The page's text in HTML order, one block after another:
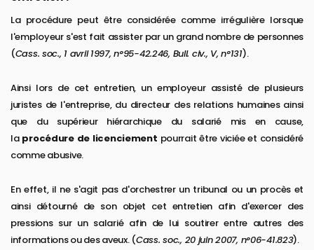
La procédure peut être considérée comme irrégulière lorsque
l'employeur s'est fait assister par un grand nombre de personnes
(Cass. soc., 1 avril 1997, n°95-42.246, Bull. civ., V, n°131).
Ainsi lors de cet entretien, un employeur assisté de plusieurs
juristes de l'entreprise, du directeur des relations humaines ainsi
que du supérieur hiérarchique du salarié mis en cause,
la procédure de licenciement pourrait être viciée et considéré
comme abusive.
En effet, il ne s'agit pas d'orchestrer un tribunal ou un procès et
ainsi détourné de son objet cet entretien afin d'exercer des
pressions sur un salarié afin de lui soutirer entre autres des
informations ou des aveux. (Cass. soc., 20 juin 2007, n°06-41.823).